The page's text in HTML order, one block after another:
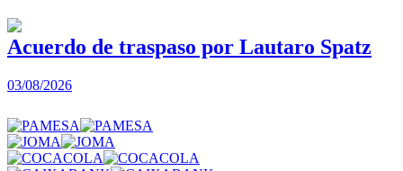
Acuerdo de traspaso por Lautaro Spatz
03/08/2026